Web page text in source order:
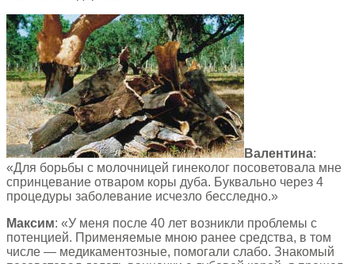
Валентина:
«Для борьбы с молочницей гинеколог посоветовала мне
спринцевание отваром коры дуба. Буквально через 4
процедуры заболевание исчезло бесследно.»
Максим: «У меня после 40 лет возникли проблемы с
потенцией. Применяемые мною ранее средства, в том
числе — медикаментозные, помогали слабо. Знакомый